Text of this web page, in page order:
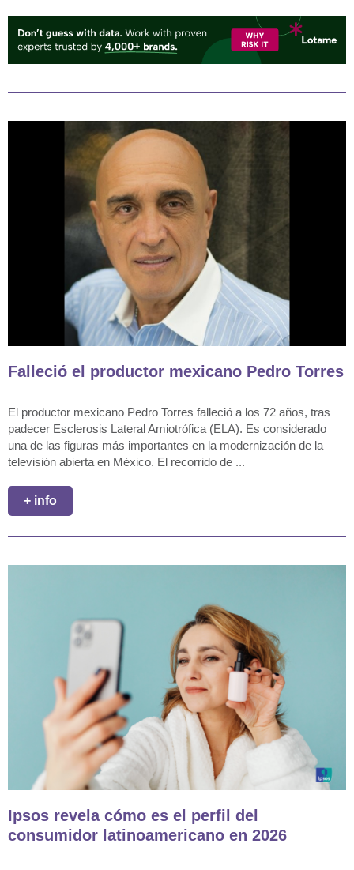
Falleció el productor mexicano Pedro Torres
El productor mexicano Pedro Torres falleció a los 72 años, tras
padecer Esclerosis Lateral Amiotrófica (ELA). Es considerado
una de las figuras más importantes en la modernización de la
televisión abierta en México. El recorrido de ...
+ info
Ipsos revela cómo es el perfil del
consumidor latinoamericano en 2026